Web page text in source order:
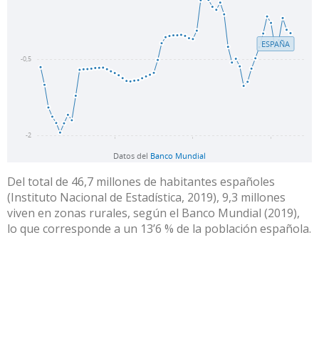
Del total de 46,7 millones de habitantes españoles
(Instituto Nacional de Estadística, 2019), 9,3 millones
viven en zonas rurales, según el Banco Mundial (2019),
lo que corresponde a un 13’6 % de la población española.